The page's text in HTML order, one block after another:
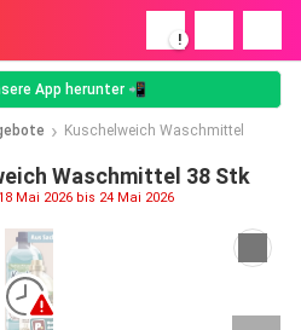
!
App herunter 📲
Kuschelweich Waschmittel
Waschmittel 38 Stk
Mai 2026 bis 24 Mai 2026